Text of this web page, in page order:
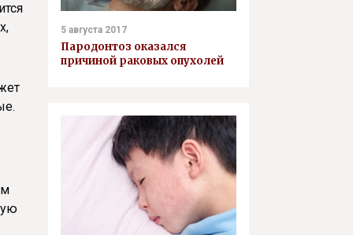
5 августа 2017
Пародонтоз оказался
причиной раковых опухолей